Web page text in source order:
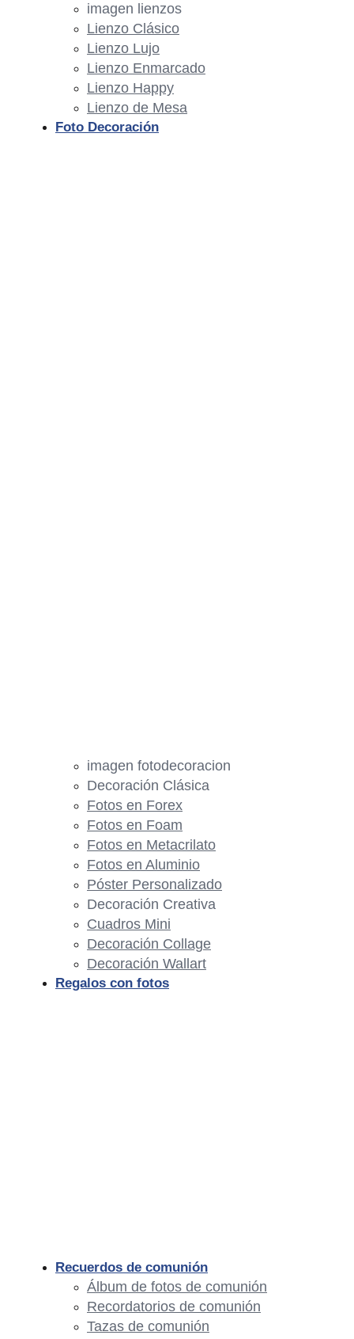
imagen lienzos
Lienzo Clásico
Lienzo Lujo
Lienzo Enmarcado
Lienzo Happy
Lienzo de Mesa
Foto Decoración
imagen fotodecoracion
Decoración Clásica
Fotos en Forex
Fotos en Foam
Fotos en Metacrilato
Fotos en Aluminio
Póster Personalizado
Decoración Creativa
Cuadros Mini
Decoración Collage
Decoración Wallart
Regalos con fotos
Recuerdos de comunión
Álbum de fotos de comunión
Recordatorios de comunión
Tazas de comunión